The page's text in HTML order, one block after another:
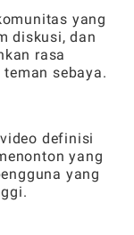
yang
diskusi, dan
rasa
sebaya.
definisi
yang
yang